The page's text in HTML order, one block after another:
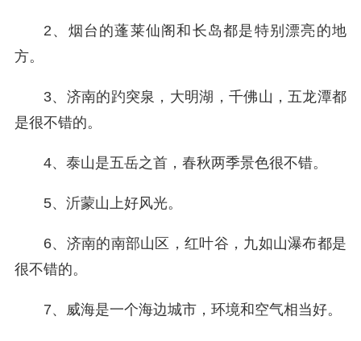
2、烟台的蓬莱仙阁和长岛都是特别漂亮的地
方。
3、济南的趵突泉，大明湖，千佛山，五龙潭都
是很不错的。
4、泰山是五岳之首，春秋两季景色很不错。
5、沂蒙山上好风光。
6、济南的南部山区，红叶谷，九如山瀑布都是
很不错的。
7、威海是一个海边城市，环境和空气相当好。